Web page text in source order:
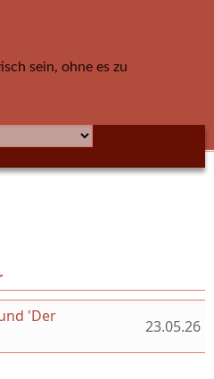
sein, ohne es zu
Reiter)
'Der
23.05.26